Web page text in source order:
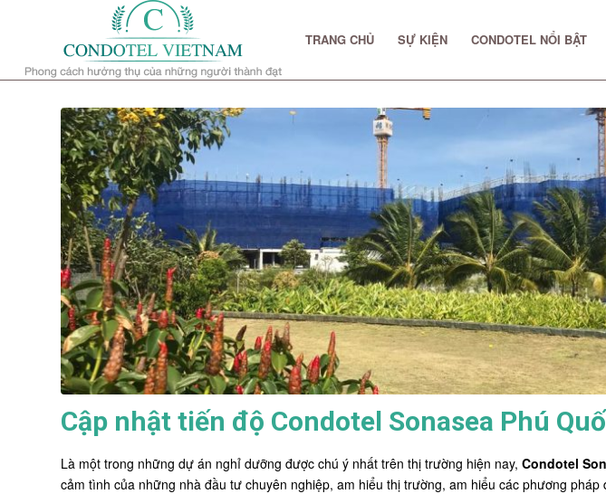
TRANG CHỦ SỰ KIỆN CONDOTEL NỔI BẬT
Cập nhật tiến độ Condotel Sonasea Phú
Là một trong những dự án nghỉ dưỡng được chú ý nhất trên thị trường hiện nay, Condotel
cảm tình của những nhà đầu tư chuyên nghiệp, am hiểu thị trường, am hiểu các phương pháp